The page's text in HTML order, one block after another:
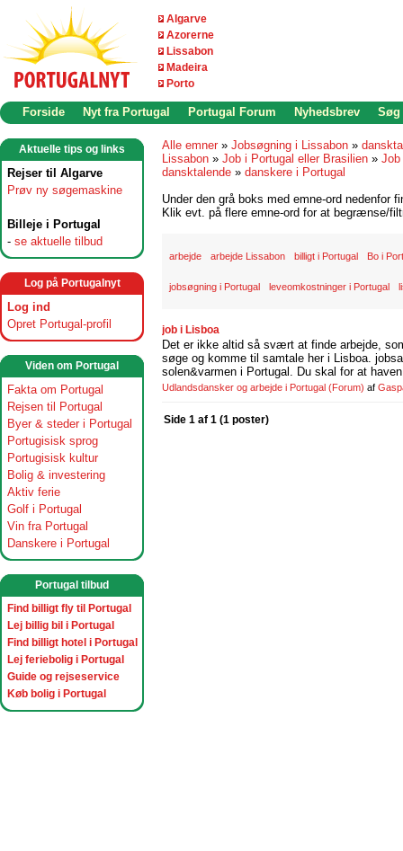
Algarve
Azorerne
Lissabon
Madeira
Porto
Forside Nyt fra Portugal Portugal Forum Nyhedsbrev Søg
Aktuelle tips og links
Rejser til Algarve
Prøv ny søgemaskine
Billeje i Portugal
- se aktuelle tilbud
Log på Portugalnyt
Log ind
Opret Portugal-profil
Viden om Portugal
Fakta om Portugal
Rejsen til Portugal
Byer & steder i Portugal
Portugisisk sprog
Portugisisk kultur
Bolig & investering
Aktiv ferie
Golf i Portugal
Vin fra Portugal
Danskere i Portugal
Portugal tilbud
Find billigt fly til Portugal
Lej billig bil i Portugal
Find billigt hotel i Portugal
Lej feriebolig i Portugal
Guide og rejseservice
Køb bolig i Portugal
Alle emner » Jobsøgning i Lissabon »
Lissabon » Job i Portugal eller Brasilien » Job
dansktalende » danskere i Portugal
Under den grå boks med emne-ord nedenfor
Klik evt. på flere emne-ord for at begrænse/
arbejde arbejde Lissabon billigt i Portugal Bo i
jobsøgning i Portugal leveomkostninger i Portugal
job i Lisboa
Det er ikke altid så svært at finde arbejde,
søge og komme til samtale her i Lisboa.
solen&varmen i Portugal. Du skal for at
Udlandsdansker og arbejde i Portugal (Forum) af
Side 1 af 1 (1 poster)